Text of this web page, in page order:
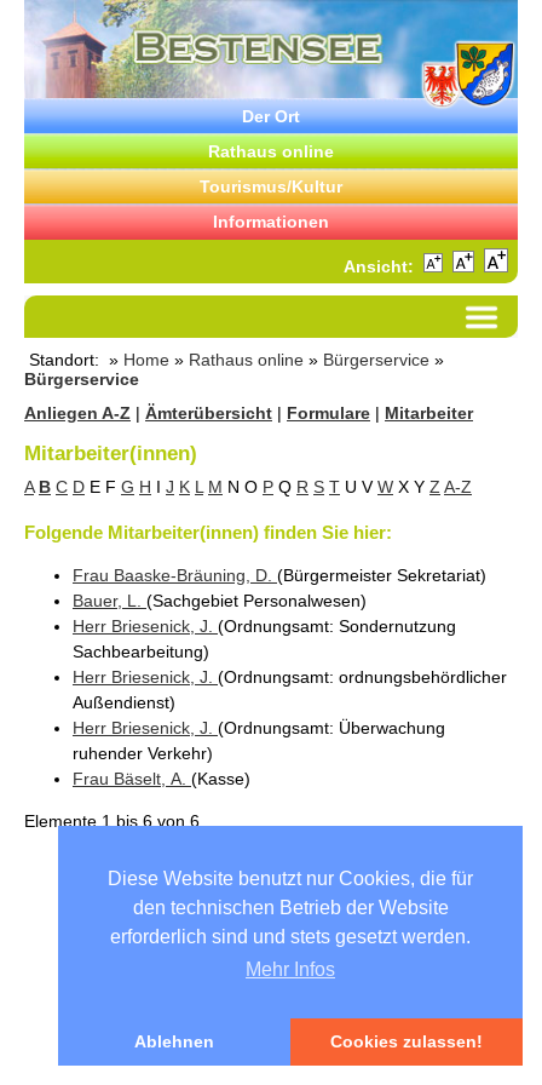
Diese Website benutzt nur Cookies, die für
den technischen Betrieb der Website
erforderlich sind und stets gesetzt werden.
Mehr Infos
Ablehnen Cookies zulassen!
Der Ort
Rathaus online
Tourismus/Kultur
Informationen
Ansicht:
Standort: » Home » Rathaus online » Bürgerservice »
Bürgerservice
Anliegen A-Z | Ämterübersicht | Formulare | Mitarbeiter
Mitarbeiter(innen)
A B C D E F G H I J K L M N O P Q R S T U V W X Y Z A-Z
Folgende Mitarbeiter(innen) finden Sie hier:
Frau Baaske-Bräuning , D. (Bürgermeister Sekretariat)
Bauer, L. (Sachgebiet Personalwesen)
Herr Briesenick , J. (Ordnungsamt: Sondernutzung
Sachbearbeitung)
Herr Briesenick , J. (Ordnungsamt: ordnungsbehördlicher
Außendienst)
Herr Briesenick , J. (Ordnungsamt: Überwachung
ruhender Verkehr)
Frau Bäselt , A. (Kasse)
Elemente 1 bis 6 von 6
Unsere Partnergemeinden
Przemet